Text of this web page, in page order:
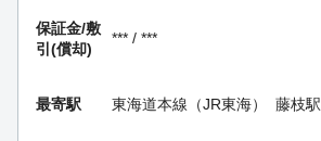
保証金/敷
引(償却)
*** / ***
最寄駅 東海道本線（JR東海） 藤枝駅